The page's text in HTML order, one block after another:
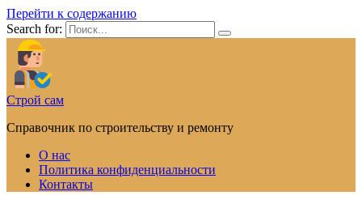
Перейти к содержанию
Search for:
Строй сам
Справочник по строительству и ремонту
О нас
Политика конфиденциальности
Контакты